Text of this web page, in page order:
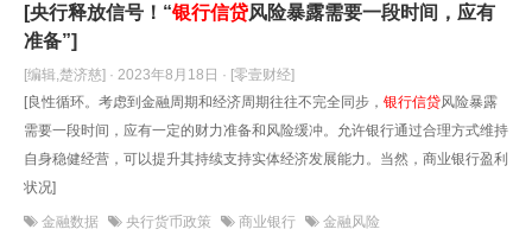
[央行释放信号！“银行信贷风险暴露需要一段时间，应有
准备”]
[编辑,楚济慈] · 2023年8月18日 · [零壹财经]
[良性循环。考虑到金融周期和经济周期往往不完全同步， 银行信贷风险暴露
需要一段时间，应有一定的财力准备和风险缓冲。允许银行通过合理方式维持
自身稳健经营，可以提升其持续支持实体经济发展能力。当然，商业银行盈利
状况]
金融数据 央行货币政策 商业银行 金融风险